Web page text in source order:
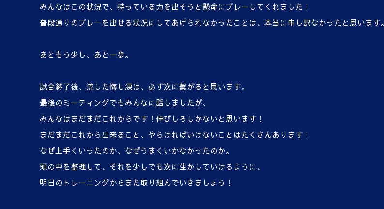
みんなはこの状況で、持っている力を出そうと懸命にプレーしてくれました！
普段通りのプレーを出せる状況にしてあげられなかったことは、本当に申し訳なかったと思います。
あともう少し、あと一歩。
試合終了後、流した悔し涙は、必ず次に繋がると思います。
最後のミーティングでもみんなに話しましたが、
みんなはまだまだこれからです！伸びしろしかないと思います！
まだまだこれから出来ること、やらければいけないことはたくさんあります！
なぜ上手くいったのか、なぜうまくいかなかったのか。
頭の中を整理して、それを少しでも次に生かしていけるように、
明日のトレーニングからまた取り組んでいきましょう！